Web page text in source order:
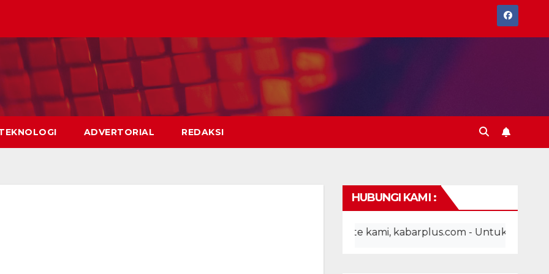
ADVERTORIAL REDAKSI
HUBUNGI KAMI :
Selamat datang di website kami, kabarplus.com - Untuk pemasangan